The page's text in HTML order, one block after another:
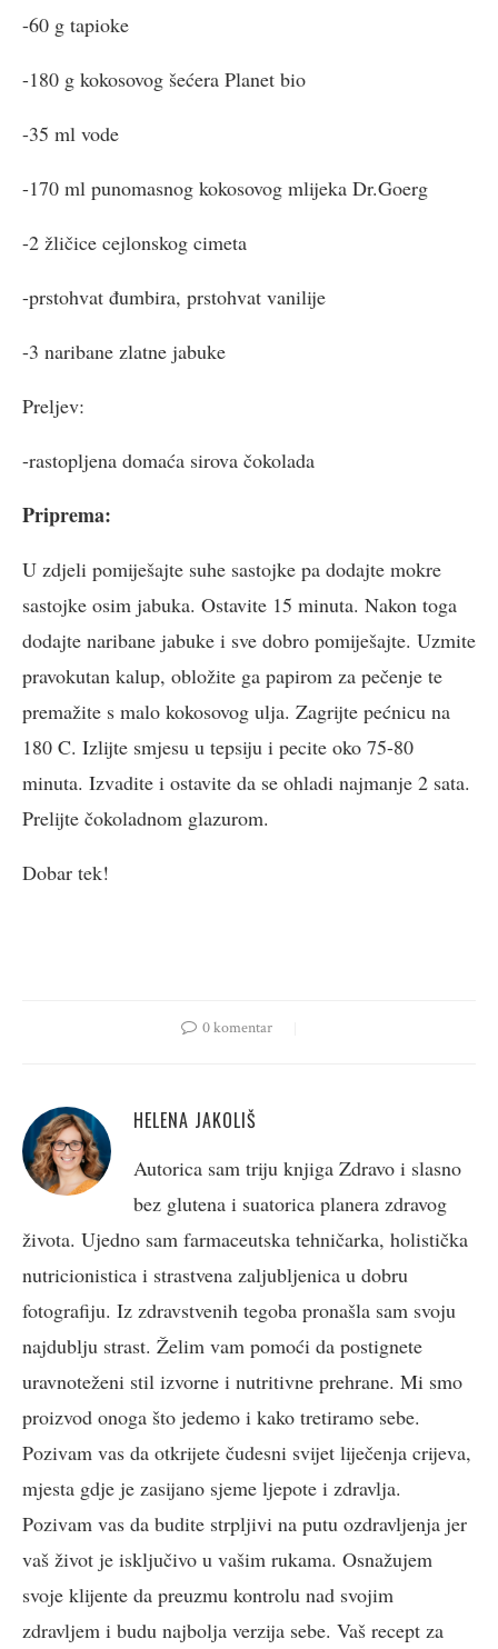
-60 g tapioke
-180 g kokosovog šećera Planet bio
-35 ml vode
-170 ml punomasnog kokosovog mlijeka Dr.Goerg
-2 žličice cejlonskog cimeta
-prstohvat đumbira, prstohvat vanilije
-3 naribane zlatne jabuke
Preljev:
-rastopljena domaća sirova čokolada
Priprema:
U zdjeli pomiješajte suhe sastojke pa dodajte mokre
sastojke osim jabuka. Ostavite 15 minuta. Nakon toga
dodajte naribane jabuke i sve dobro pomiješajte. Uzmite
pravokutan kalup, obložite ga papirom za pečenje te
premažite s malo kokosovog ulja. Zagrijte pećnicu na
180 C. Izlijte smjesu u tepsiju i pecite oko 75-80
minuta. Izvadite i ostavite da se ohladi najmanje 2 sata.
Prelijte čokoladnom glazurom.
Dobar tek!
0 komentar
HELENA JAKOLIŠ
Autorica sam triju knjiga Zdravo i slasno
bez glutena i suatorica planera zdravog
života. Ujedno sam farmaceutska tehničarka, holistička
nutricionistica i strastvena zaljubljenica u dobru
fotografiju. Iz zdravstvenih tegoba pronašla sam svoju
najdublju strast. Želim vam pomoći da postignete
uravnoteženi stil izvorne i nutritivne prehrane. Mi smo
proizvod onoga što jedemo i kako tretiramo sebe.
Pozivam vas da otkrijete čudesni svijet liječenja crijeva,
mjesta gdje je zasijano sjeme ljepote i zdravlja.
Pozivam vas da budite strpljivi na putu ozdravljenja jer
vaš život je isključivo u vašim rukama. Osnažujem
svoje klijente da preuzmu kontrolu nad svojim
zdravljem i budu najbolja verzija sebe. Vaš recept za